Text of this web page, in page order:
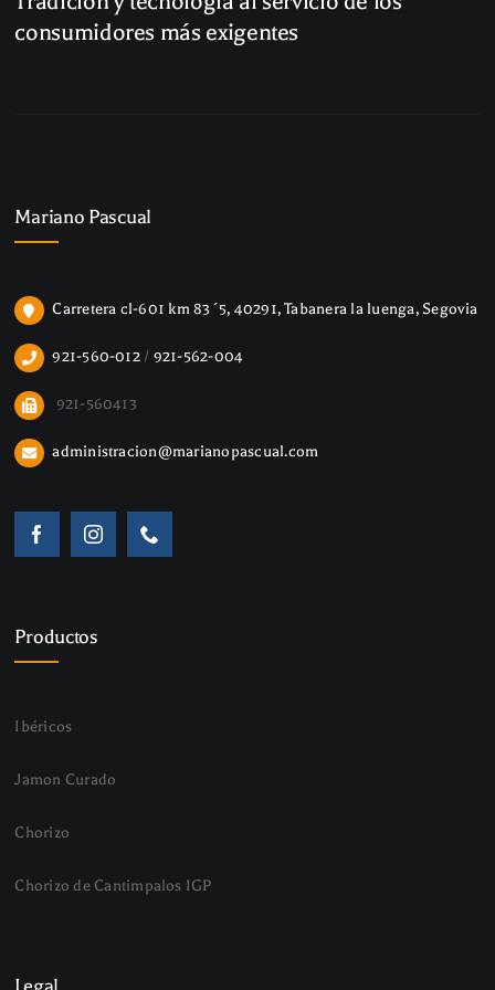
consumidores más exigentes
Mariano Pascual
Carretera cl-601 km 83´5, 40291, Tabanera la luenga, Segovia
921-560-012/ 921-562-004
921-560413
administracion@marianopascual.com
Productos
Ibéricos
Jamon Curado
Chorizo
Chorizo de Cantimpalos IGP